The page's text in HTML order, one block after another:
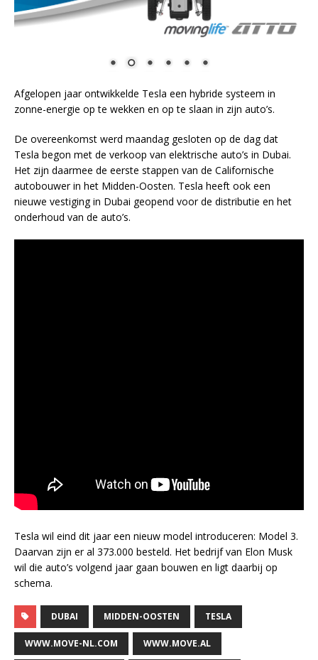
Afgelopen jaar ontwikkelde Tesla een hybride systeem in
zonne-energie op te wekken en op te slaan in zijn auto’s.
De overeenkomst werd maandag gesloten op de dag dat
Tesla begon met de verkoop van elektrische auto’s in Dubai.
Het zijn daarmee de eerste stappen van de Californische
autobouwer in het Midden-Oosten. Tesla heeft ook een
nieuwe vestiging in Dubai geopend voor de distributie en het
onderhoud van de auto’s.
Tesla wil eind dit jaar een nieuw model introduceren: Model 3.
Daarvan zijn er al 373.000 besteld. Het bedrijf van Elon Musk
wil die auto’s volgend jaar gaan bouwen en ligt daarbij op
schema.
DUBAI MIDDEN-OOSTEN TESLA
WWW.MOVE-NL.COM WWW.MOVE.AL